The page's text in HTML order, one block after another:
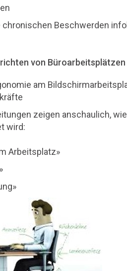
Beschwerden
von Büroarbeitsplätzen
am
zeigen anschaulich,
wird:
Arbeitsplatz»